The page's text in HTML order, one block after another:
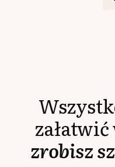
zrobisz